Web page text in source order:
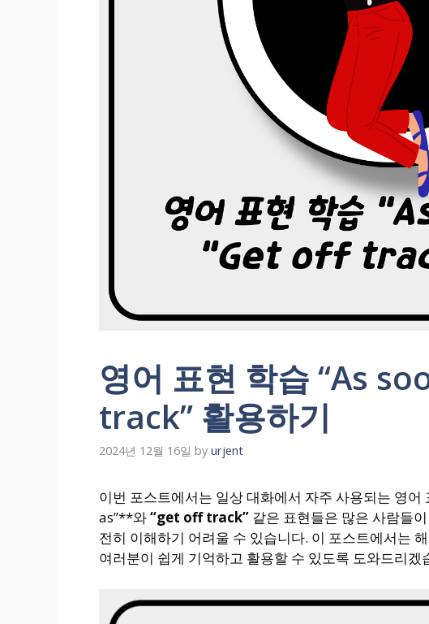
영어 표현 학습 “As
track” 활용하기
2024년 12월 16일 by urjent
이번 포스트에서는 일상 대화에서 자주 사용되는 영
as”**와“get off track” 같은 표현들은 많은 사람들
전히 이해하기 어려울 수 있습니다. 이 포스트에서는
여러분이 쉽게 기억하고 활용할 수 있도록 도와드리겠